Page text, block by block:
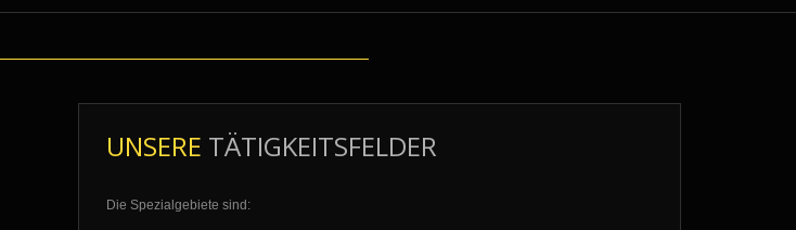
UNSERE TÄTIGKEITSFELDER
Die Spezialgebiete sind: